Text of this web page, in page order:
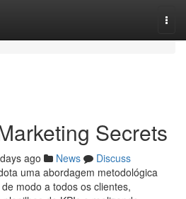
Secrets
ago News
Discuss
uma abordagem metodológica
modo a todos os clientes,